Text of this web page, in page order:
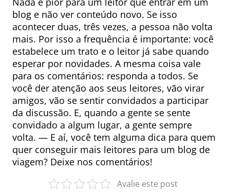
blog e não ver conteúdo novo. Se isso
acontecer duas, três vezes, a pessoa não volta
mais. Por isso a frequência é importante: você
estabelece um trato e o leitor já sabe quando
esperar por novidades. A mesma coisa vale
para os comentários: responda a todos. Se
você der atenção aos seus leitores, vão virar
amigos, vão se sentir convidados a participar
da discussão. E, quando a gente se sente
convidado a algum lugar, a gente sempre
volta. — E aí, você tem alguma dica para quem
quer conseguir mais leitores para um blog de
viagem? Deixe nos comentários!
Avalie este post